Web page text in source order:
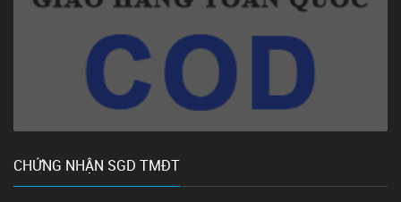
CHỨNG NHẬN SGD TMĐT